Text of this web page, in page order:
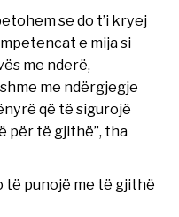
se do t’i kryej
e mija si
me nderë,
me ndërgjegje
që të sigurojë
për të gjithë”, tha
të punojë me të gjithë